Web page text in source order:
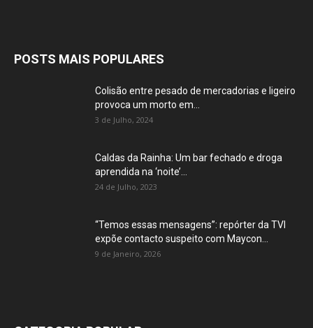
POSTS MAIS POPULARES
Colisão entre pesado de mercadorias e ligeiro
provoca um morto em...
3 de Julho, 2024
Caldas da Rainha: Um bar fechado e droga
aprendida na ‘noite’...
24 de Julho, 2023
“Temos essas mensagens”: repórter da TVI
expõe contacto suspeito com Maycon...
9 de Janeiro, 2026